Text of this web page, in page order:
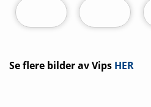
Se flere bilder av Vips HER